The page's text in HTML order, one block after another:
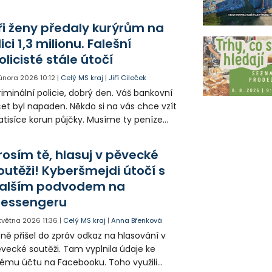
oběť tlačili do „tajné mise“ a
trestným činem.
ženy předaly kurýrům na
1,3 milionu. Falešní
stále útočí
února 2026 10:12 | Celý MS kraj |Jiří Cileček
policie, dobrý den. Váš bankovní
byl napaden. Někdo si na vás chce vzít
korun půjčky. Musíme ty peníze
je uloží na bezpečné místo. Nikomu o tom
říct." Ostravská policie eviduje další
falešných policistů a kyberšmejdů. Tři
předaly kurýrům na ulici dohromady 1,3
korun.
tě, hlasuj v pěvecké
Kyberšmejdi útočí s
podvodem na
2026 11:36 | Celý MS kraj |Anna Břenková
přišel do zpráv odkaz na hlasování v
soutěži. Tam vyplnila údaje ke
účtu na Facebooku. Toho využili